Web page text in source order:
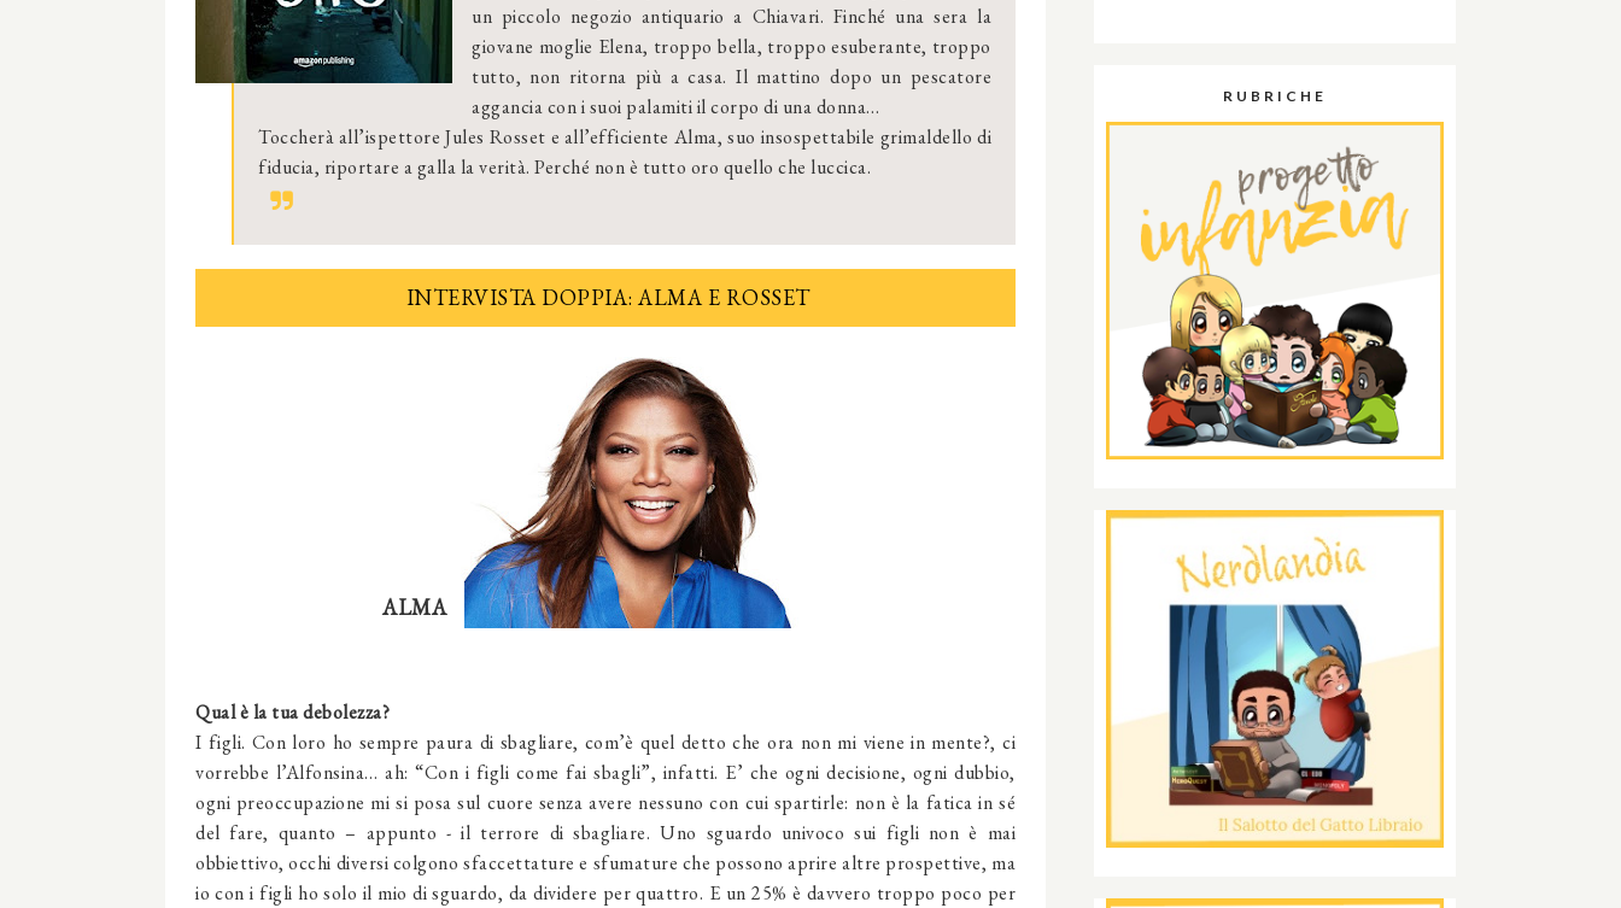
un piccolo negozio antiquario a Chiavari. Finché una sera la
giovane moglie Elena, troppo bella, troppo esuberante, troppo
tutto, non ritorna più a casa. Il mattino dopo un pescatore
aggancia con i suoi palamiti il corpo di una donna…
Toccherà all’ispettore Jules Rosset e all’efficiente Alma, suo insospettabile grimaldello di
fiducia, riportare a galla la verità. Perché non è tutto oro quello che luccica.
INTERVISTA DOPPIA: ALMA E ROSSET
ALMA
Qual è la tua debolezza?
I figli. Con loro ho sempre paura di sbagliare, com’è quel detto che ora non mi viene in mente?, ci
vorrebbe l’Alfonsina… ah: “Con i figli come fai sbagli”, infatti. E’ che ogni decisione, ogni dubbio,
ogni preoccupazione mi si posa sul cuore senza avere nessuno con cui spartirle: non è la fatica in sé
del fare, quanto – appunto - il terrore di sbagliare. Uno sguardo univoco sui figli non è mai
obbiettivo, occhi diversi colgono sfaccettature e sfumature che possono aprire altre prospettive, ma
io con i figli ho solo il mio di sguardo, da dividere per quattro. E un 25% è davvero troppo poco per
RUBRICHE